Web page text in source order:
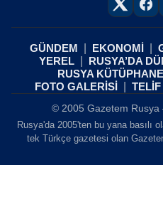
GÜNDEM EKONOMİ
YEREL
RUSYA’DA
RUSYA
FOTO GALERİSİ
© 2005 Gazetem Rusya
Rusya'da 2005'ten bu yana basılı
tek Türkçe gazetesi olan